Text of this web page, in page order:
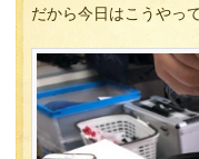
だから今日はこうやっ